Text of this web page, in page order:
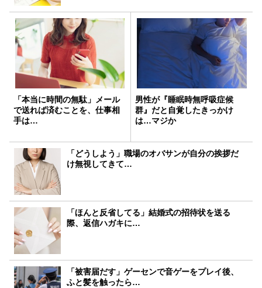
「本当に時間の無駄」メール
で送れば済むことを、仕事相
手は…
男性が『睡眠時無呼吸症候
群』だと自覚したきっかけ
は…マジか
「どうしよう」職場のオバサンが自分の挨拶だ
け無視してきて…
「ほんと反省してる」結婚式の招待状を送る
際、返信ハガキに…
「被害届だす」ゲーセンで音ゲーをプレイ後、
ふと髪を触ったら…